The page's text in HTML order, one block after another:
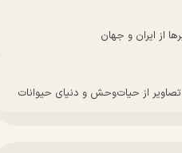
از ایران و جهان
از حیات‌وحش و دنیای حیوانات